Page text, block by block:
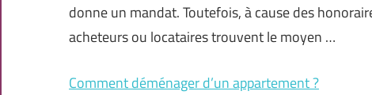
donne un mandat. Toutefois, à cause des
acheteurs ou locataires trouvent le moyen …
Comment déménager d’un appartement ?